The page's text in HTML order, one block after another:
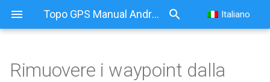
Topo GPS Manual Android Italiano
Rimuovere i waypoint dalla